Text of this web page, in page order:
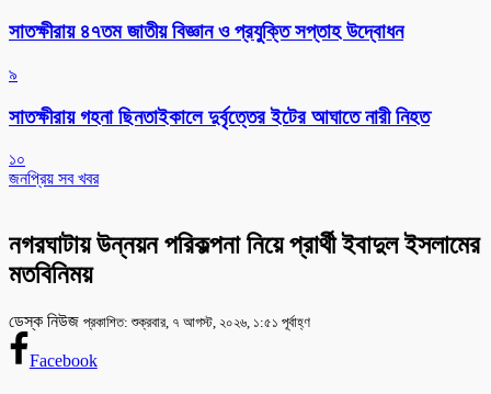
সাতক্ষীরায় ৪৭তম জাতীয় বিজ্ঞান ও প্রযুক্তি সপ্তাহ উদ্বোধন
৯
সাতক্ষীরায় গহনা ছিনতাইকালে দুর্বৃত্তের ইটের আঘাতে নারী নিহত
১০
জনপ্রিয় সব খবর
নগরঘাটায় উন্নয়ন পরিকল্পনা নিয়ে প্রার্থী ইবাদুল ইসলামের
মতবিনিময়
ডেস্ক নিউজ প্রকাশিত: শুক্রবার, ৭ আগস্ট, ২০২৬, ১:৫১ পূর্বাহ্ণ
Facebook